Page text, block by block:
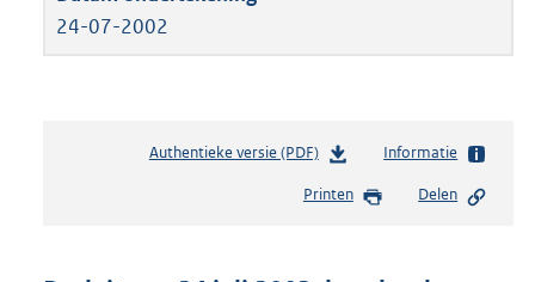
24-07-2002
Authentieke versie (PDF)b
s
n
Informatie
Printen Delen